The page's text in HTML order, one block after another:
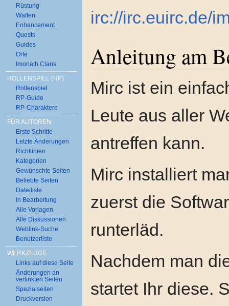
irc://irc.euirc.de/
Anleitung am
Mirc ist ein
Leute aus aller
antreffen kann.
Mirc installiert
zuerst die
runterläd.
Nachdem man
startet Ihr diese.
Rüstung
Waffen
Enhancement
Quests
Guides
Orte
Imoriath Clans
ROLLENSPIEL (RP)
Rollenspiel
RP-Guide
RP-Charaktere
FÜR AUTOREN
Erste Schritte
Letzte Änderungen
Richtlinien
Kategorien
Gewünschte Seiten
Beliebte Seiten
Dateiliste
In Bearbeitung
Alle Vorlagen
Alle Diskussionen
Weblink-Suche
Benutzerliste
WERKZEUGE
Links auf diese Seite
Änderungen an
verlinkten Seiten
Spezialseiten
Druckversion